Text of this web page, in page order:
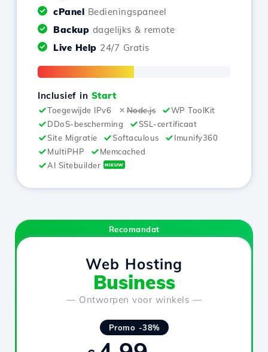
cPanel Bedieningspaneel
Backup dagelijks & remote
Live Help 24/7 Gratis
Inclusief in Start
Toegewijde IPv6 Node.js
WP ToolKit
DDoS-bescherming
SSL-certificaat
Site Migratie
Softaculous
Imunify360
MultiPHP
Memcached
AI Sitebuilder
NIEUW
Recomandat
Web Hosting
Business
— Ontworpen voor winkels —
Promo -38%